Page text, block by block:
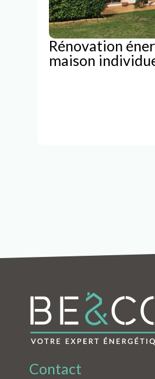
Rénovation
maison
Contact